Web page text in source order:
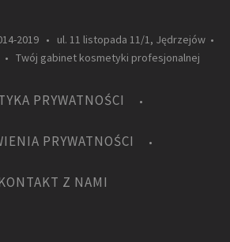
2019 • ul. 11 listopada 11/1, Jędrzejów •
• Twój gabinet kosmetyki profesjonalnej
PRYWATNOŚCI
PRYWATNOŚCI
Z NAMI